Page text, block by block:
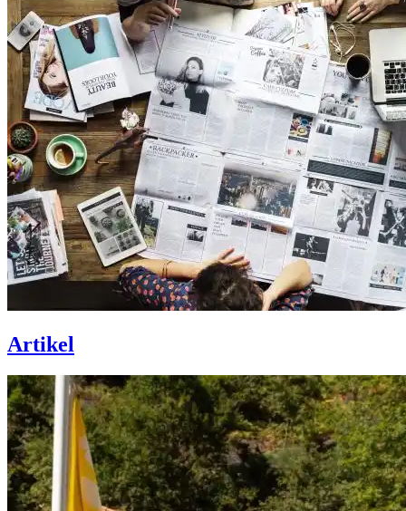
Artikel